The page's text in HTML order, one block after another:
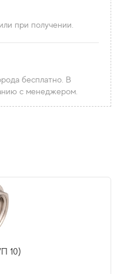
при получении.
бесплатно. В
с менеджером.
10)